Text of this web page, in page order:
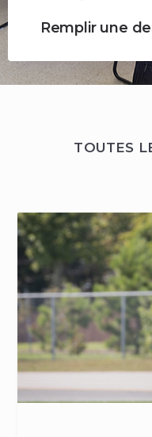
Remplir une
Actualités
TOUTES